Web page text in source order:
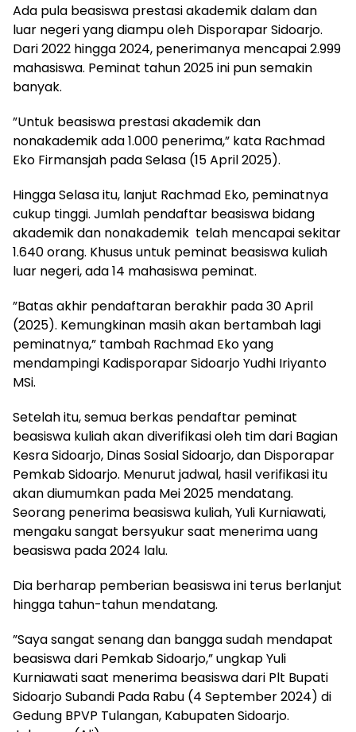
Ada pula beasiswa prestasi akademik dalam dan
luar negeri yang diampu oleh Disporapar Sidoarjo.
Dari 2022 hingga 2024, penerimanya mencapai 2.999
mahasiswa. Peminat tahun 2025 ini pun semakin
banyak.
”Untuk beasiswa prestasi akademik dan
nonakademik ada 1.000 penerima,” kata Rachmad
Eko Firmansjah pada Selasa (15 April 2025).
Hingga Selasa itu, lanjut Rachmad Eko, peminatnya
cukup tinggi. Jumlah pendaftar beasiswa bidang
akademik dan nonakademik telah mencapai sekitar
1.640 orang. Khusus untuk peminat beasiswa kuliah
luar negeri, ada 14 mahasiswa peminat.
”Batas akhir pendaftaran berakhir pada 30 April
(2025). Kemungkinan masih akan bertambah lagi
peminatnya,” tambah Rachmad Eko yang
mendampingi Kadisporapar Sidoarjo Yudhi Iriyanto
MSi.
Setelah itu, semua berkas pendaftar peminat
beasiswa kuliah akan diverifikasi oleh tim dari Bagian
Kesra Sidoarjo, Dinas Sosial Sidoarjo, dan Disporapar
Pemkab Sidoarjo. Menurut jadwal, hasil verifikasi itu
akan diumumkan pada Mei 2025 mendatang.
Seorang penerima beasiswa kuliah, Yuli Kurniawati,
mengaku sangat bersyukur saat menerima uang
beasiswa pada 2024 lalu.
Dia berharap pemberian beasiswa ini terus berlanjut
hingga tahun-tahun mendatang.
”Saya sangat senang dan bangga sudah mendapat
beasiswa dari Pemkab Sidoarjo,” ungkap Yuli
Kurniawati saat menerima beasiswa dari Plt Bupati
Sidoarjo Subandi Pada Rabu (4 September 2024) di
Gedung BPVP Tulangan, Kabupaten Sidoarjo.